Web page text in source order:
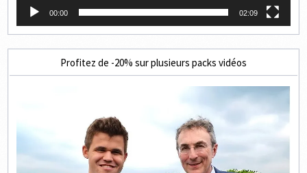
00:00 02:09
Profitez de -20% sur plusieurs packs vidéos